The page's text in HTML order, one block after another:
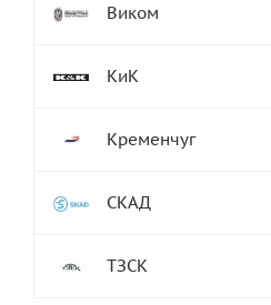
Виком
КиК
Кременчуг
СКАД
ТЗСК